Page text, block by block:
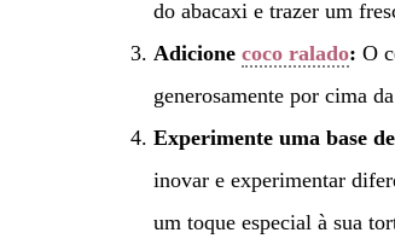
do abacaxi e trazer um
Adicione coco ralado: O
generosamente por cima
Experimente uma base
inovar e experimentar
um toque especial à sua